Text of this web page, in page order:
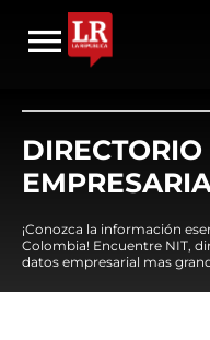
¡Conozca la información
Colombia! Encuentre NIT,
datos empresarial mas